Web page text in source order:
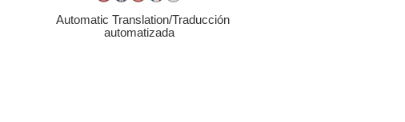
Automatic Translation/Traducción
automatizada